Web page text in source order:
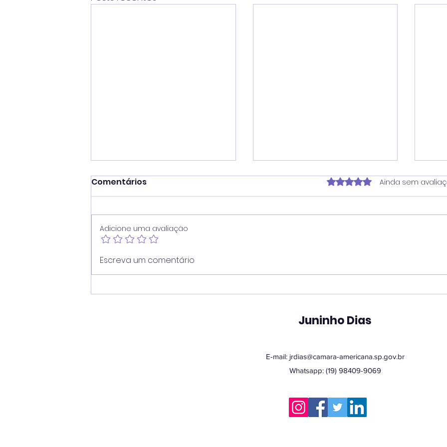
Vereador Juninho Dias
propõe modernização
contra dependência em
atendimento ampliado
pelo SUS
Comentários Avaliado com 0 de 5
Ainda sem
Adicione uma avaliação
Escreva um comentário
Juninho Dias
E-mail: jrdias@camara-americana.sp.gov.br
Whatsapp: (19) 98409-9069